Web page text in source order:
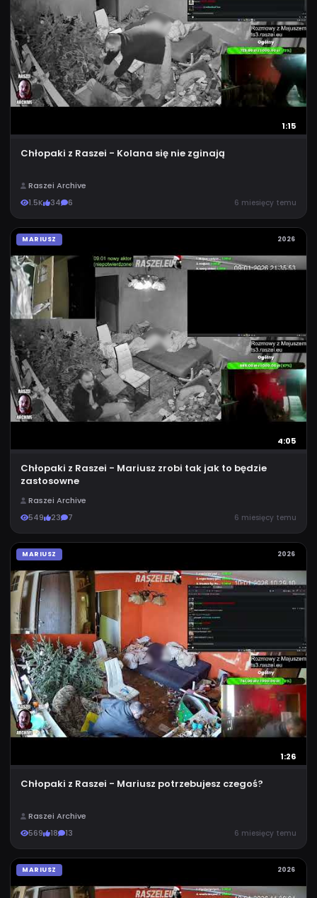
1:15
Chłopaki z Raszei - Kolana się nie zginają
Raszei Archive
1.5K
34 6 6 miesięcy temu
4:05
MARIUSZ 2026
Chłopaki z Raszei - Mariusz zrobi tak jak to będzie
zastosowne
Raszei Archive
549
23 7 6 miesięcy temu
1:26
MARIUSZ 2026
Chłopaki z Raszei - Mariusz potrzebujesz czegoś?
Raszei Archive
569
18 13 6 miesięcy temu
MARIUSZ 2026